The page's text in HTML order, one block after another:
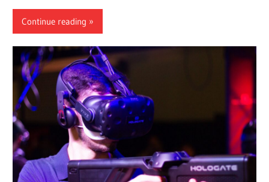
Continue reading